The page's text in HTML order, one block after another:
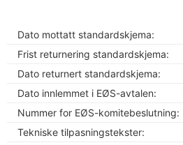
Dato mottatt standardskjema:
Frist returnering standardskjema:
Dato returnert standardskjema:
Dato innlemmet i EØS-avtalen:
Nummer for EØS-komitebeslutning:
Tekniske tilpasningstekster: